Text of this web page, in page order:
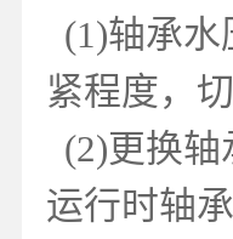
(1)轴承水
紧程度，
(2)更换
运行时轴